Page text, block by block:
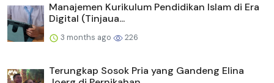
Manajemen Kurikulum Pendidikan Islam di Era
Digital (Tinjaua...
3 months ago 226
Terungkap Sosok Pria yang Gandeng Elina